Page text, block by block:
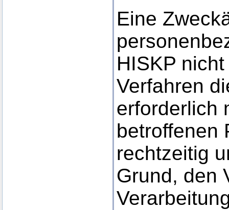
Eine
HISKP
Verfahren
erforderlich
betroffenen
rechtzeitig
Grund, den